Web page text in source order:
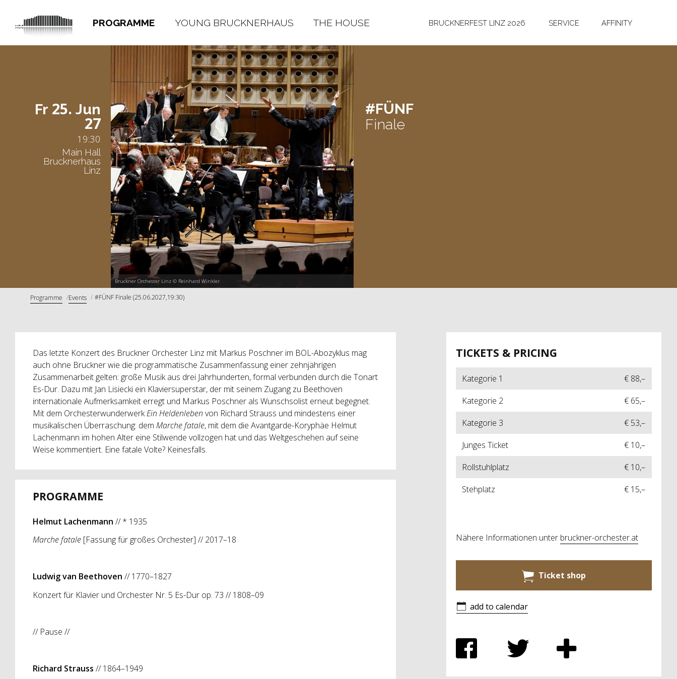
PROGRAMME YOUNG BRUCKNERHAUS THE HOUSE BRUCKNERFEST LINZ 2026 SERVICE AFFINITY
Bruckner Orchester Linz © Reinhard Winkler
Fr 25. Jun
27
19:30
Main Hall
Brucknerhaus
Linz
#FÜNF
Finale
Programme Events #FÜNF Finale (25.06.2027,19:30)
Das letzte Konzert des Bruckner Orchester Linz mit Markus Poschner im BOL-Abozyklus mag
auch ohne Bruckner wie die programmatische Zusammenfassung einer zehnjährigen
Zusammenarbeit gelten: große Musik aus drei Jahrhunderten, formal verbunden durch die Tonart
Es-Dur. Dazu mit Jan Lisiecki ein Klaviersuperstar, der mit seinem Zugang zu Beethoven
internationale Aufmerksamkeit erregt und Markus Poschner als Wunschsolist erneut begegnet.
Mit dem OrchesterwunderwerkEin Heldenleben von Richard Strauss und mindestens einer
musikalischen Überraschung: dem Marche fatale, mit dem die Avantgarde-Koryphäe Helmut
Lachenmann im hohen Alter eine Stilwende vollzogen hat und das Weltgeschehen auf seine
Weise kommentiert. Eine fatale Volte? Keinesfalls.
PROGRAMME
Helmut Lachenmann // * 1935
Marche fatale[Fassung für großes Orchester] // 2017–18
Ludwig van Beethoven // 1770–1827
Konzert für Klavier und Orchester Nr. 5 Es-Dur op. 73 // 1808–09
// Pause //
Richard Strauss // 1864–1949
TICKETS & PRICING
Kategorie 1
€ 88,–
Kategorie 2
€ 65,–
Kategorie 3
€ 53,–
Junges Ticket
€ 10,–
Rollstuhlplatz
€ 10,–
Stehplatz
€ 15,–
Nähere Informationen unter bruckner-orchester.at
Ticket shop
add to calendar